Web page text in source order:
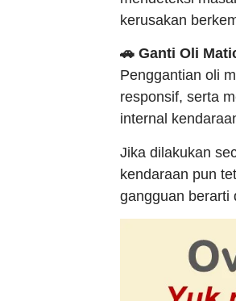
kerusakan
🚗 Ganti Oli
Penggantian oli
responsif, serta
internal
Jika dilakukan
kendaraan pun
gangguan berarti